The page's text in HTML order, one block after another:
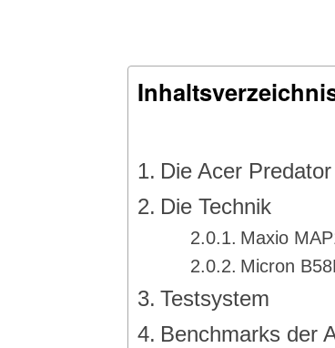
Die Acer
Die Technik
Maxio
Micron
Testsystem
Benchmarks der